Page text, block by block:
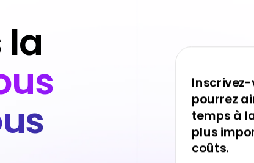
la
pourrez
temps à
plus
coûts.